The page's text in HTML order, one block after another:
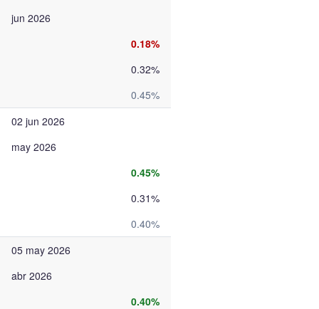
jun 2026
0.18%
0.32%
0.45%
02 jun 2026
may 2026
0.45%
0.31%
0.40%
05 may 2026
abr 2026
0.40%